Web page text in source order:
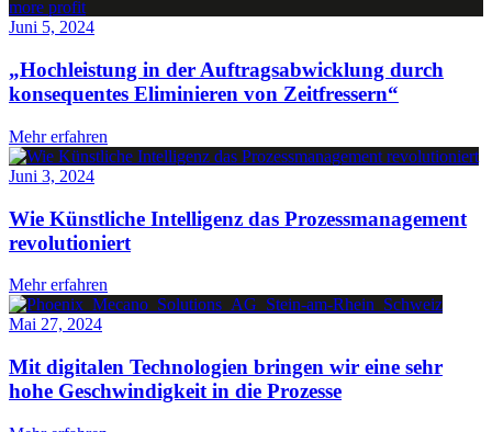
Juni 5, 2024
„Hochleistung in der Auftragsabwicklung durch
konsequentes Eliminieren von Zeitfressern“
Mehr erfahren
Juni 3, 2024
Wie Künstliche Intelligenz das Prozessmanagement
revolutioniert
Mehr erfahren
Mai 27, 2024
Mit digitalen Technologien bringen wir eine sehr
hohe Geschwindigkeit in die Prozesse